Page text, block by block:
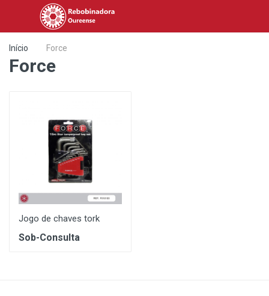
Início Force
Force
Jogo de chaves tork
Sob-Consulta